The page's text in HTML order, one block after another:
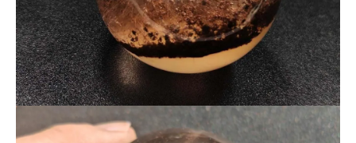
す。
■ ライトアップについて（重要ポイント）
ライト付き台座に置いていただくことで、内部のガーデン景色
や針状インクルージョンがより鮮明に浮かび上がり、奥行きと
立体感が一層際立ちます。
大玉ならではのスケール感と透明感が強調され、